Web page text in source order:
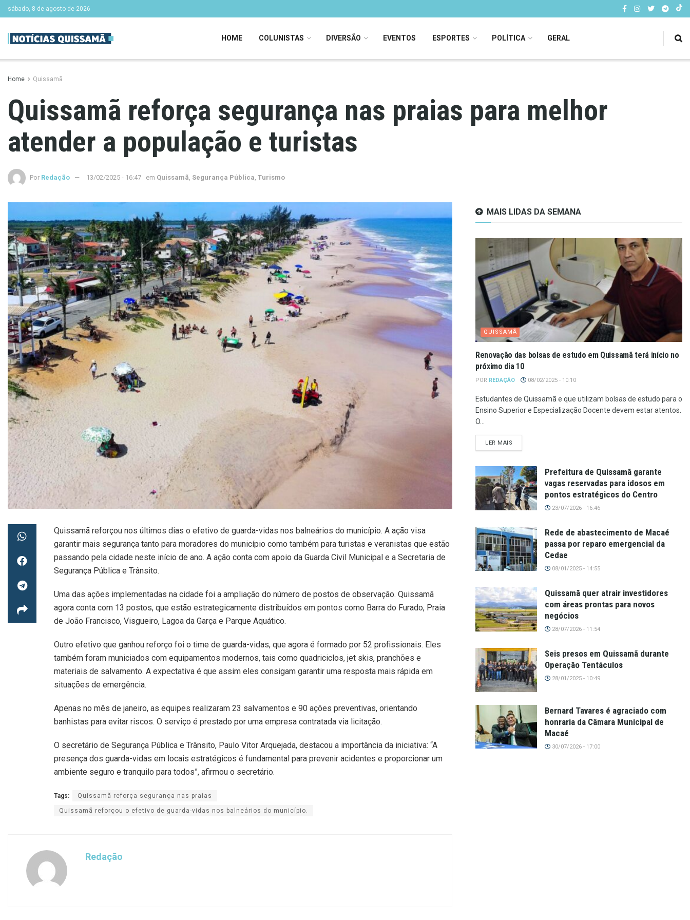
sábado, 8 de agosto de 2026
HOME COLUNISTAS DIVERSÃO EVENTOS ESPORTES POLÍTICA GERAL
Home Quissamã
Quissamã reforça segurança nas praias para melhor
atender a população e turistas
Por Redação 13/02/2025 - 16:47 em Quissamã, Segurança Pública, Turismo
Quissamã reforçou nos últimos dias o efetivo de guarda-vidas nos balneários do município. A ação visa
garantir mais segurança tanto para moradores do município como também para turistas e veranistas que estão
passando pela cidade neste início de ano. A ação conta com apoio da Guarda Civil Municipal e a Secretaria de
Segurança Pública e Trânsito.
Uma das ações implementadas na cidade foi a ampliação do número de postos de observação. Quissamã
agora conta com 13 postos, que estão estrategicamente distribuídos em pontos como Barra do Furado, Praia
de João Francisco, Visgueiro, Lagoa da Garça e Parque Aquático.
Outro efetivo que ganhou reforço foi o time de guarda-vidas, que agora é formado por 52 profissionais. Eles
também foram municiados com equipamentos modernos, tais como quadriciclos, jet skis, pranchões e
materiais de salvamento. A expectativa é que assim eles consigam garantir uma resposta mais rápida em
situações de emergência.
Apenas no mês de janeiro, as equipes realizaram 23 salvamentos e 90 ações preventivas, orientando
banhistas para evitar riscos. O serviço é prestado por uma empresa contratada via licitação.
O secretário de Segurança Pública e Trânsito, Paulo Vitor Arquejada, destacou a importância da iniciativa: “A
presença dos guarda-vidas em locais estratégicos é fundamental para prevenir acidentes e proporcionar um
ambiente seguro e tranquilo para todos”, afirmou o secretário.
Tags: Quissamã reforça segurança nas praias
Quissamã reforçou o efetivo de guarda-vidas nos balneários do município.
Redação
MAIS LIDAS DA SEMANA
QUISSAMÃ
Renovação das bolsas de estudo em Quissamã terá início no
próximo dia 10
POR REDAÇÃO 08/02/2025 - 10:10
Estudantes de Quissamã e que utilizam bolsas de estudo para o
Ensino Superior e Especialização Docente devem estar atentos.
O...
LER MAIS
Prefeitura de Quissamã garante
vagas reservadas para idosos em
pontos estratégicos do Centro
23/07/2026 - 16:46
Rede de abastecimento de Macaé
passa por reparo emergencial da
Cedae
08/01/2025 - 14:55
Quissamã quer atrair investidores
com áreas prontas para novos
negócios
28/07/2026 - 11:54
Seis presos em Quissamã durante
Operação Tentáculos
28/01/2025 - 10:49
Bernard Tavares é agraciado com
honraria da Câmara Municipal de
Macaé
30/07/2026 - 17:00